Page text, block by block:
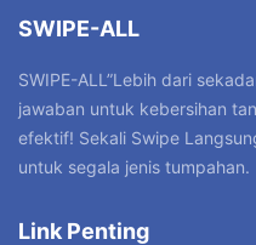
SWIPE-ALL
SWIPE-ALL”Lebih dari
jawaban untuk kebersihan
efektif! Sekali Swipe
untuk segala jenis tumpahan.
Link Penting